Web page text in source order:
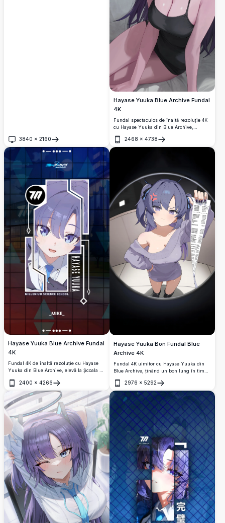
3840 × 2160
Deschide
Hayase Yuuka Blue Archive Fundal
4K
Fundal spectaculos de înaltă rezoluție 4K
cu Hayase Yuuka din Blue Archive,
și halo. Stă grațios într-un outfit negru cu
o expresie captivantă și un blush delicat.
2468 × 4738
Deschide
Hayase Yuuka Blue Archive Fundal
4K
Fundal 4K de înaltă rezoluție cu Hayase
Yuuka din Blue Archive, elevă la Școala de
albaștri, prezentând o artă anime
uimitoare cu un design dinamic în stil
card.
2400 × 4266
Deschide
Hayase Yuuka Bon Fundal Blue
Archive 4K
Fundal 4K uimitor cu Hayase Yuuka din
Blue Archive, ținând un bon lung în timp
anime de înaltă rezoluție cu părul ei violet
caracteristic și cozi duble într-o
perspectivă dramatică fisheye.
2976 × 5292
Deschide